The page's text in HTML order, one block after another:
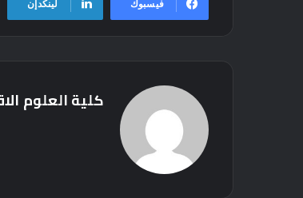
فيسبوك لينكدإن
كلية العلوم